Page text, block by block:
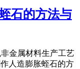
石的方法与
金属材料生产工艺
人造膨胀蛭石的方